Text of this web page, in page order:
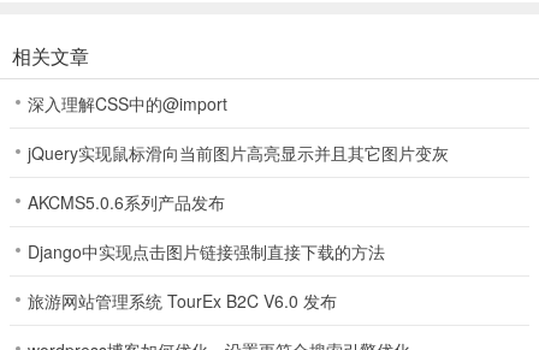
群组管理功能，支持用户加入到交流群组，还可以自己创建群组
一键搜索功能，支持用户输入关键字搜索联系人、淘宝交流群以
相关文章
深入理解CSS中的@import
jQuery实现鼠标滑向当前图片高亮显示并且其它图片变灰
AKCMS5.0.6系列产品发布
Django中实现点击图片链接强制直接下载的方法
旅游网站管理系统 TourEx B2C V6.0 发布